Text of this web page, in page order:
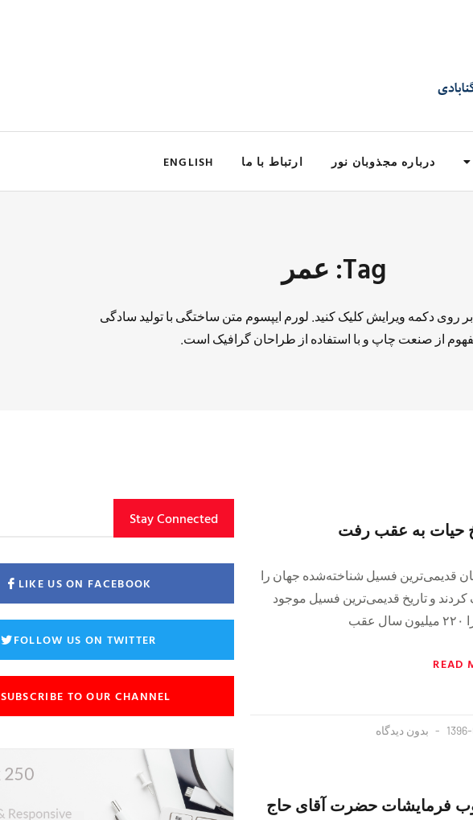
درباره مجذوبان نور ارتباط با ما ENGLISH
Tag: عمر
بر روی دکمه ویرایش کلیک کنید. لورم ایپسوم متن ساختگی با تولید سادگی
از صنعت چاپ و با استفاده از طراحان گرافیک است.
حیات به عقب رفت
قدیمی‌ترین فسیل شناخته‌شده جهان را
و تاریخ قدیمی‌ترین‌ فسیل موجود
READ
بدون دیدگاه
فرمایشات حضرت آقای حاج
Stay Connected
LIKE US ON FACEBOOK
FOLLOW US ON TWITTER
SUBSCRIBE TO OUR CHANNEL